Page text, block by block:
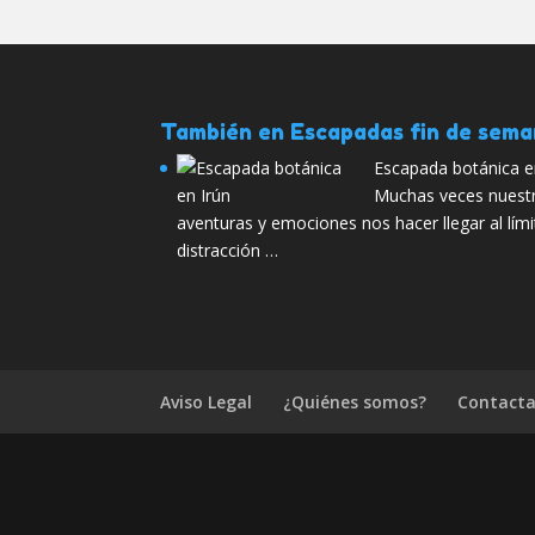
También en Escapadas fin de
Escapada botánica
Muchas veces
aventuras y emociones nos hacer llegar al
distracción …
Aviso Legal ¿Quiénes somos?